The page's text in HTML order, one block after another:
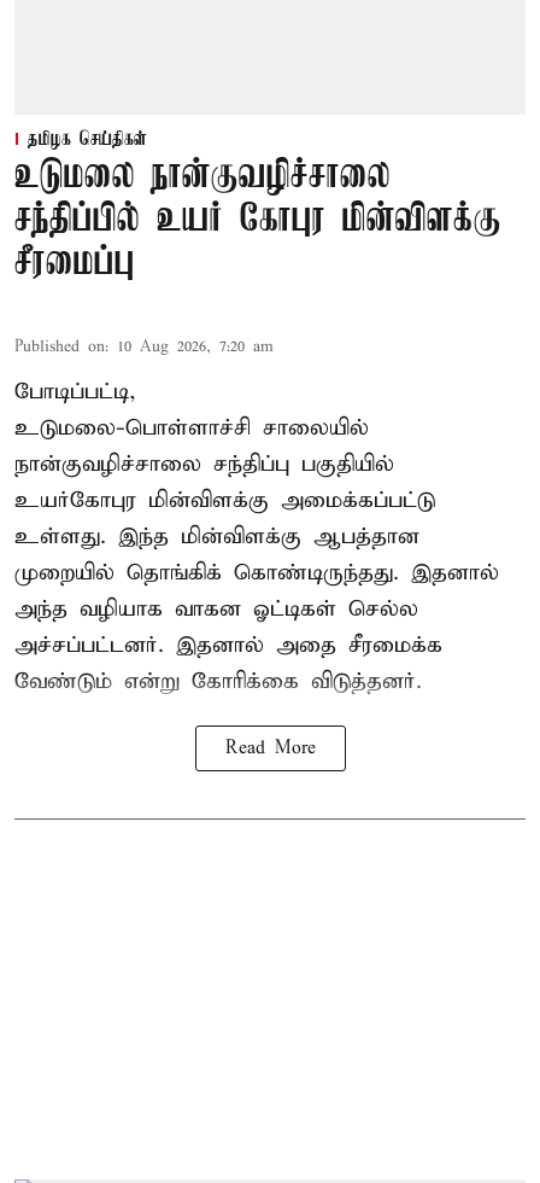
தமிழக செய்திகள்
உடுமலை நான்குவழிச்சாலை
சந்திப்பில் உயர் கோபுர மின்விளக்கு
சீரமைப்பு
Published on: 10 Aug 2026, 7:20 am
போடிப்பட்டி,
உடுமலை-பொள்ளாச்சி சாலையில்
நான்குவழிச்சாலை சந்திப்பு பகுதியில்
உயர்கோபுர மின்விளக்கு அமைக்கப்பட்டு
உள்ளது. இந்த மின்விளக்கு ஆபத்தான
முறையில் தொங்கிக் கொண்டிருந்தது. இதனால்
அந்த வழியாக வாகன ஓட்டிகள் செல்ல
அச்சப்பட்டனர். இதனால் அதை சீரமைக்க
வேண்டும் என்று கோரிக்கை விடுத்தனர்.
Read More